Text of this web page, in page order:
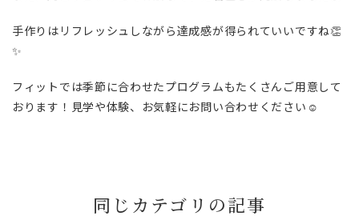
手作りはリフレッシュしながら達成感が得られていいですね👏
✨
フィットでは季節に合わせたプログラムもたくさんご用意して
おります！見学や体験、お気軽にお問い合わせください☺️
同じカテゴリの記事